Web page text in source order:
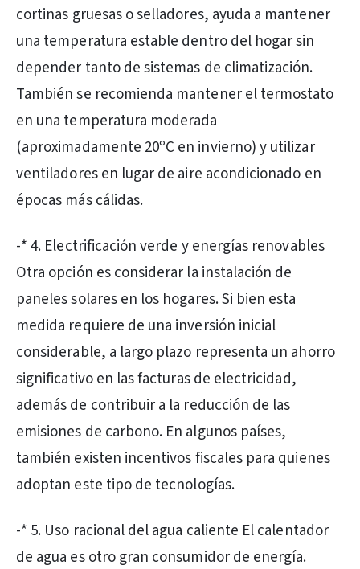
cortinas gruesas o selladores, ayuda a mantener
una temperatura estable dentro del hogar sin
depender tanto de sistemas de climatización.
También se recomienda mantener el termostato
en una temperatura moderada
(aproximadamente 20ºC en invierno) y utilizar
ventiladores en lugar de aire acondicionado en
épocas más cálidas.
-* 4. Electrificación verde y energías renovables
Otra opción es considerar la instalación de
paneles solares en los hogares. Si bien esta
medida requiere de una inversión inicial
considerable, a largo plazo representa un ahorro
significativo en las facturas de electricidad,
además de contribuir a la reducción de las
emisiones de carbono. En algunos países,
también existen incentivos fiscales para quienes
adoptan este tipo de tecnologías.
-* 5. Uso racional del agua caliente El calentador
de agua es otro gran consumidor de energía.